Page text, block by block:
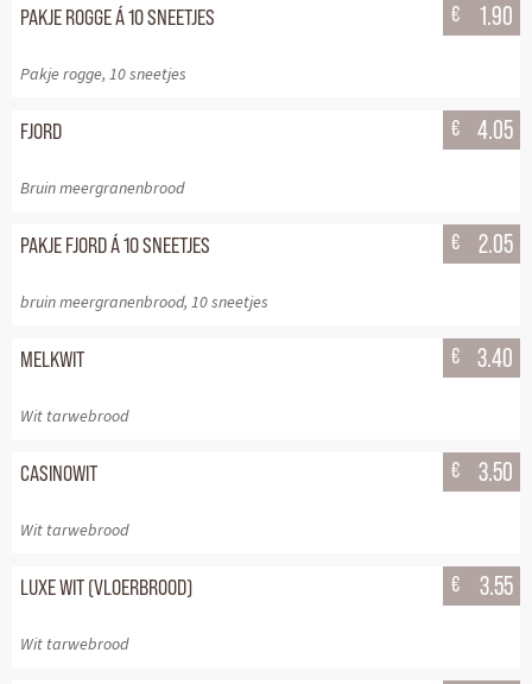
PAKJE ROGGE Á 10 SNEETJES
Pakje rogge, 10 sneetjes
€ 1.90
FJORD
Bruin meergranenbrood
€ 4.05
PAKJE FJORD Á 10 SNEETJES
bruin meergranenbrood, 10 sneetjes
€ 2.05
MELKWIT
Wit tarwebrood
€ 3.40
CASINOWIT
Wit tarwebrood
€ 3.50
LUXE WIT (VLOERBROOD)
Wit tarwebrood
€ 3.55